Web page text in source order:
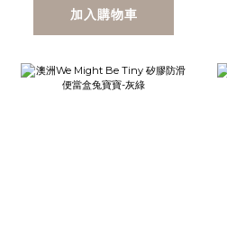
加入購物車